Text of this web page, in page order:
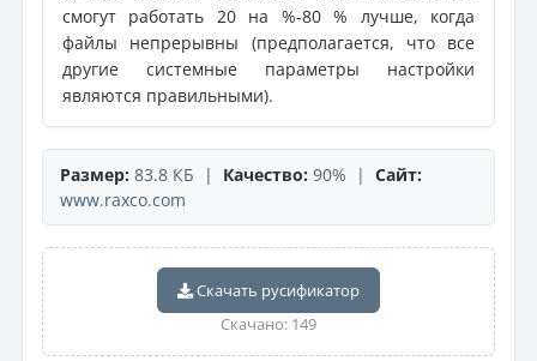
смогут работать 20 на %-80 % лучше, когда
файлы непрерывны (предполагается, что все
другие системные параметры настройки
являются правильными).
Размер: 83.8 КБ | Качество: 90% | Сайт:
www.raxco.com
Скачать русификатор
Скачано: 149